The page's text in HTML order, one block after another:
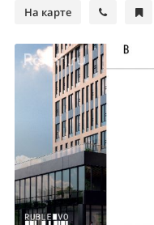
На карте